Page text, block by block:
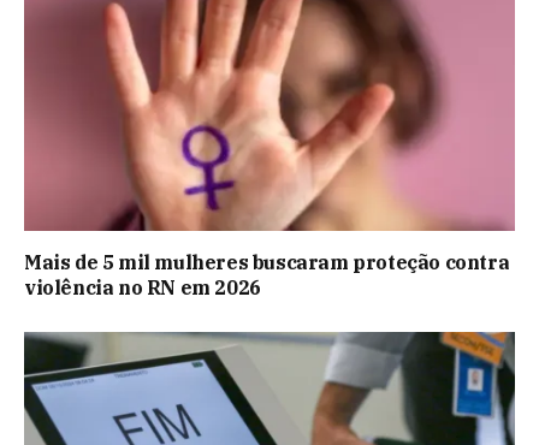
Mais de 5 mil mulheres buscaram proteção contra
violência no RN em 2026